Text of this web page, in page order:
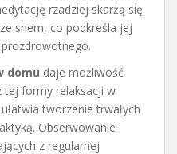
rzadziej skarżą się
snem, co podkreśla jej
domu daje możliwość
formy relaksacji w
tworzenie trwałych
Obserwowanie
z regularnej